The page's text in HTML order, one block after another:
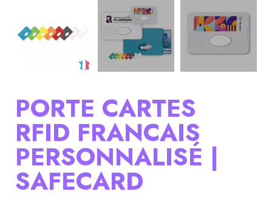
PORTE CARTES
RFID FRANCAIS
PERSONNALISÉ |
SAFECARD